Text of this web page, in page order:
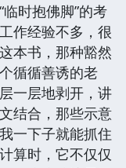
时抱佛脚”的考
作经验不多，很
本书，那种豁然
循循善诱的老
一层地剥开，讲
结合，那些示意
一下子就能抓住
算时，它不仅仅